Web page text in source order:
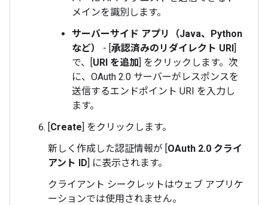
メインを識別します。
サーバーサイド アプリ（Java、Python
など）
- [承認済みのリダイレクト URI]
で、[URI を追加] をクリックします。次
に、OAuth 2.0 サーバーがレスポンスを
送信するエンドポイント URI を入力し
ます。
[Create] をクリックします。
新しく作成した認証情報が [OAuth 2.0 クライ
アント ID] に表示されます。
クライアント シークレットはウェブ アプリケ
ーションでは使用されません。